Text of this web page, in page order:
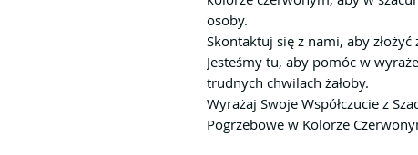
osoby.
Skontaktuj się z nami, aby
Jesteśmy tu, aby pomóc w
trudnych chwilach żałoby.
Wyrażaj Swoje Współczucie z
Pogrzebowe w Kolorze